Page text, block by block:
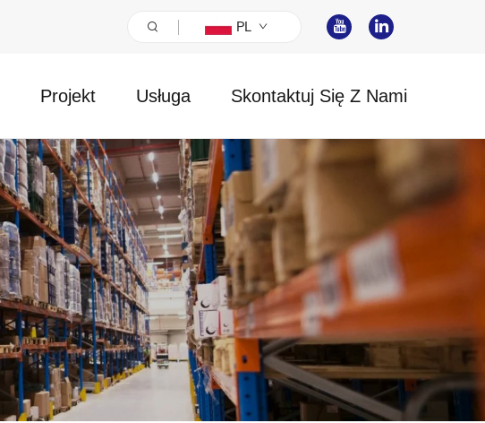
PL
Projekt Usługa Skontaktuj Się Z Nami